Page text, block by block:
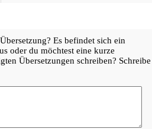
Es befindet sich ein
oder du möchtest eine kurze
Übersetzungen schreiben? Schreibe